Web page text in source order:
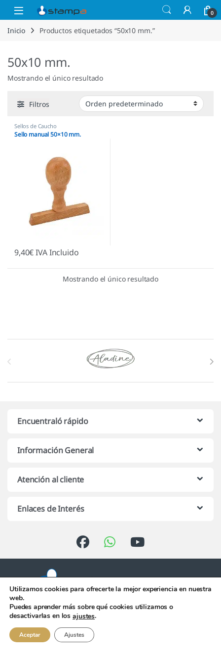
Saltar a la navegación
Saltar al contenido
Open 0
Inicio Productos etiquetados “50x10 mm.”
50x10 mm.
Mostrando el único resultado
Filtros
Sellos de Caucho
Sello manual 50×10 mm.
9,40€IVA Incluido
Mostrando el único resultado
Marcas De Carrusel
Encuentraló rápido
Información General
Atención al cliente
Enlaces de Interés
Atención telefónica de 10:00 h.
956 344 058
Utilizamos cookies para ofrecerte la mejor experiencia en nuestra
web.
Puedes aprender más sobre qué cookies utilizamos o
desactivarlas en losajustes.
Aceptar Ajustes